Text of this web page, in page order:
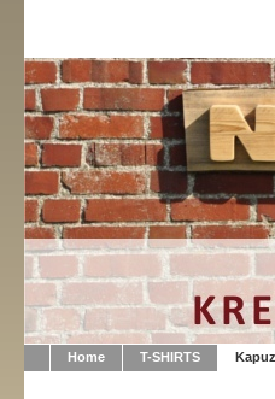
Home T-SHIRTS